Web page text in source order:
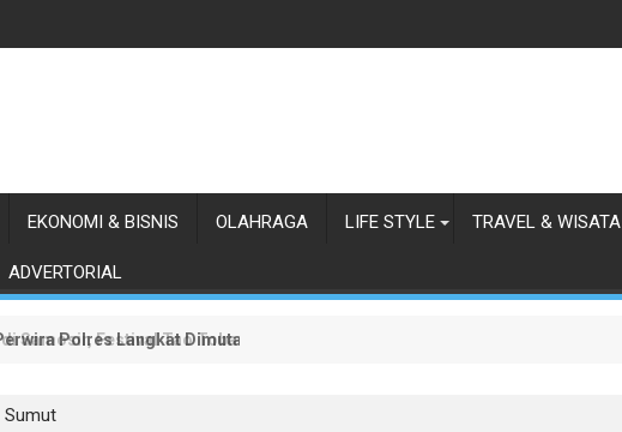
EKONOMI & BISNIS OLAHRAGA LIFE STYLE TRAVEL & WISATA
ADVERTORIAL
Polres Langkat Dimutasi
Samosir, Festival Tao Toba Joujou 2026 Resmi Dimulai
Sumut